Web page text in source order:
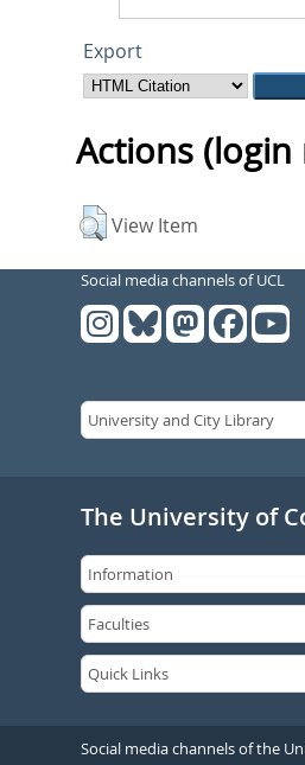
Export
Actions
View Item
Social media channels of UCL
The University of
Social media channels of the